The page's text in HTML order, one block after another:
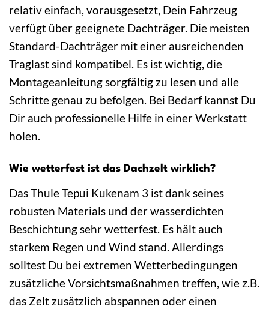
relativ einfach, vorausgesetzt, Dein Fahrzeug
verfügt über geeignete Dachträger. Die meisten
Standard-Dachträger mit einer ausreichenden
Traglast sind kompatibel. Es ist wichtig, die
Montageanleitung sorgfältig zu lesen und alle
Schritte genau zu befolgen. Bei Bedarf kannst Du
Dir auch professionelle Hilfe in einer Werkstatt
holen.
Wie wetterfest ist das Dachzelt wirklich?
Das Thule Tepui Kukenam 3 ist dank seines
robusten Materials und der wasserdichten
Beschichtung sehr wetterfest. Es hält auch
starkem Regen und Wind stand. Allerdings
solltest Du bei extremen Wetterbedingungen
zusätzliche Vorsichtsmaßnahmen treffen, wie z.B.
das Zelt zusätzlich abspannen oder einen